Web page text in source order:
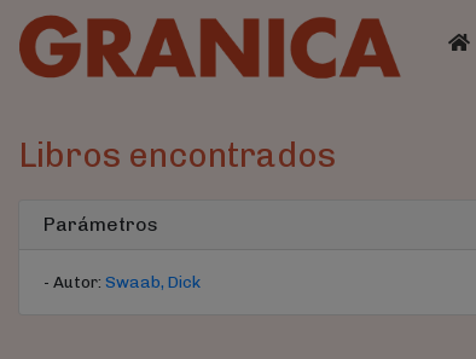
Libros encontrados
Parámetros
- Autor: Swaab, Dick